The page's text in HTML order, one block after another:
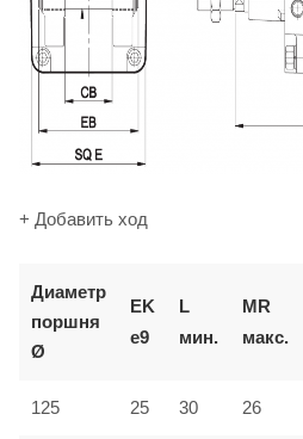
+ Добавить ход
Диаметр
поршня
Ø
EK
e9
L
мин.
MR
макс.
125 25 30 26